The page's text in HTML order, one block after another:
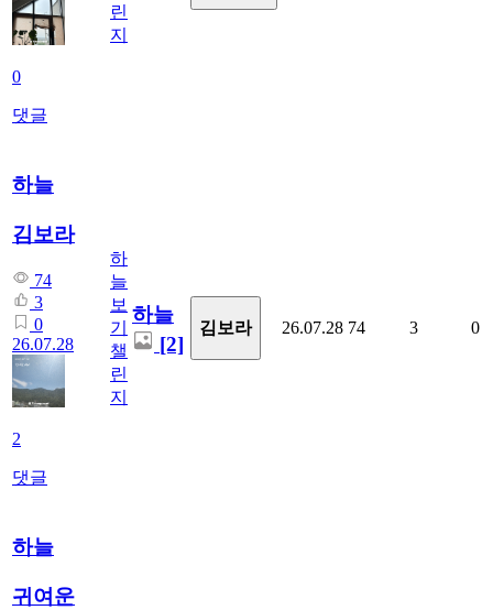
0
댓글
린
지
하늘
김보라
74
3
0
26.07.28
2
댓글
하
늘
보
기
챌
린
지
하늘
[2]
김보라 26.07.28 74 3 0
하늘
귀여운